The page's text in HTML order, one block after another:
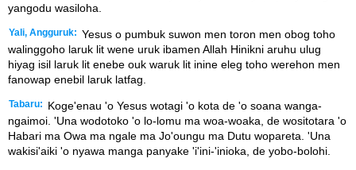
yangodu wasiloha.
Yali, Angguruk: Yesus o pumbuk suwon men toron men obog toho
walinggoho laruk lit wene uruk ibamen Allah Hinikni aruhu ulug
hiyag isil laruk lit enebe ouk waruk lit inine eleg toho werehon men
fanowap enebil laruk latfag.
Tabaru:
Koge'enau 'o Yesus wotagi 'o kota de 'o soana wanga-
ngaimoi. 'Una wodotoko 'o lo-lomu ma woa-woaka, de wositotara 'o
Habari ma Owa ma ngale ma Jo'oungu ma Dutu wopareta. 'Una
wakisi'aiki 'o nyawa manga panyake 'i'ini-'inioka, de yobo-bolohi.